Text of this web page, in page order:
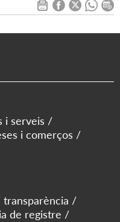
i serveis
i comerços
de registre